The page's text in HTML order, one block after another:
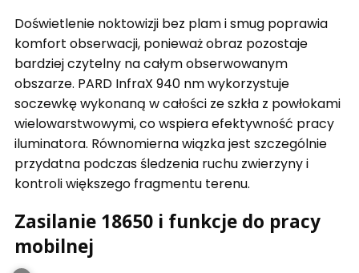
Doświetlenie noktowizji bez plam i smug poprawia
komfort obserwacji, ponieważ obraz pozostaje
bardziej czytelny na całym obserwowanym
obszarze. PARD InfraX 940 nm wykorzystuje
soczewkę wykonaną w całości ze szkła z powłokami
wielowarstwowymi, co wspiera efektywność pracy
iluminatora. Równomierna wiązka jest szczególnie
przydatna podczas śledzenia ruchu zwierzyny i
kontroli większego fragmentu terenu.
Zasilanie 18650 i funkcje do pracy
mobilnej